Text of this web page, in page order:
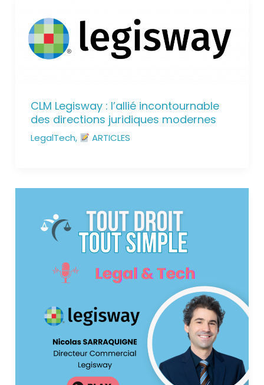
CLM Legisway : l’allié incontournable
des directions juridiques modernes
LegalTech, ARTICLES